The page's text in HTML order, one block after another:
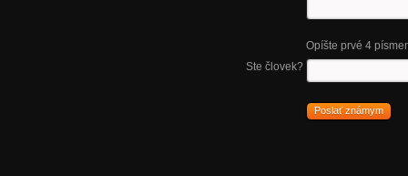
Opíšte prvé 4
Ste človek?
Poslať známym